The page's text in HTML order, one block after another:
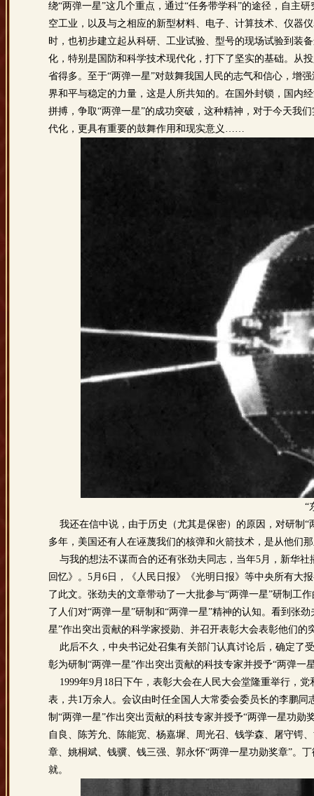
绕“两弹一星”这几个重点，通过“任务带学科”的途径，自主
空工业，以及与之相应的新型材料、电子、计算技术、仪器
时，也初步建立起从科研、工业试验、型号的现场试验到装
化，特别是国防和科学技术现代化，打下了坚实的基础。从
省得多。至于“两弹一星”对鼓舞我国人民的志气和信心，增
界和平与稳定的力量，这是人所共知的。在国外封锁，国内
拼搏，争取“两弹一星”的成功突破，这种精神，对于今天我
代化，更具有重要的鼓舞作用和现实意义……
“
我还在信中说，由于历史（尤其是保密）的原因，对研制“
多年，美国还有人在诬蔑我们的核弹和火箭技术，是从他们
与我的想法不谋而合的还有张劲夫同志，当年5月，新华
回忆》。5月6日，《人民日报》《光明日报》等中央所有大
了此文。张劲夫的文章带动了一大批参与“两弹一星”研制工
了人们对“两弹一星”研制和“两弹一星”精神的认知。看到张
星”作出突出贡献的科学家授勋、并召开表彰大会表彰他们的
此后不久，中央书记处召集有关部门认真讨论后，确定了
彰为研制“两弹一星”作出突出贡献的科技专家并授予“两弹一
1999年9月18日下午，表彰大会在人民大会堂隆重举行，
表，共1万余人。会议由时任全国人大常委会委员长的李鹏
制“两弹一星”作出突出贡献的科技专家并授予“两弹一星功
自良、陈芳允、陈能宽、杨嘉墀、周光召、钱学森、屠守锷
章、姚桐斌、钱骥、钱三强、郭永怀“两弹一星功勋奖章”。
就。